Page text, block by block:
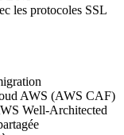
les protocoles SSL
AWS (AWS CAF)
Well-Architected